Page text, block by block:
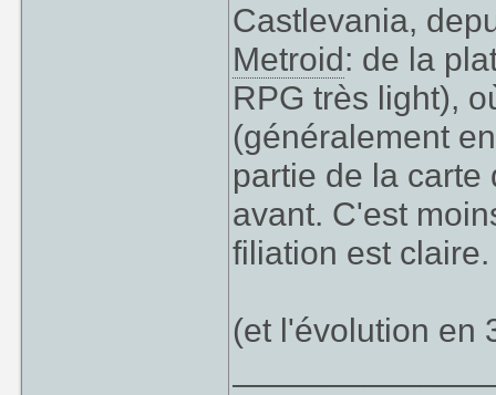
Castlevania,
Metroid: de la
RPG très light),
(généralement
partie de la carte
avant. C'est
filiation est claire.
(et l'évolution en